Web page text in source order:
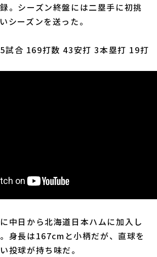
。シーズン終盤には二塁手に初挑
シーズンを送った。
試合 169打数 43安打 3本塁打 19打
中日から北海道日本ハムに加入し
身長は167cmと小柄だが、直球を
投球が持ち味だ。